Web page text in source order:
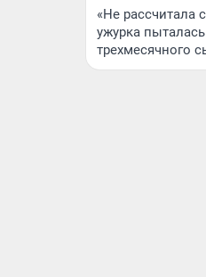
«Не рассчитала
ужурка
трехмесячного